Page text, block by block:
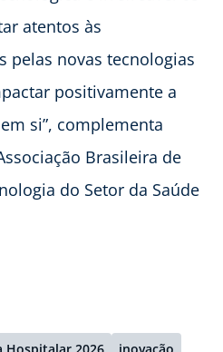
atentos às
pelas novas tecnologias
positivamente a
si”, complementa
Brasileira de
do Setor da Saúde